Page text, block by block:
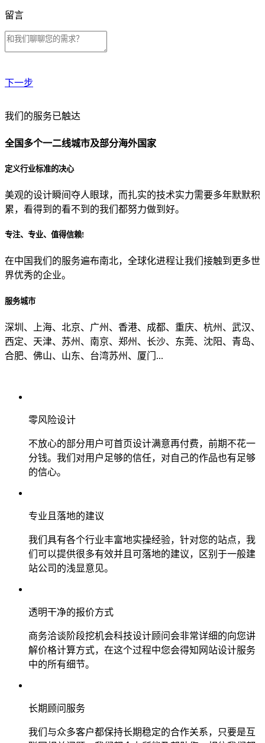
留言
下一步
贵公司预算范围是？
贵公司的团队规模是？
目前主要的营销渠道是？
我们的服务已触达
全国多个一二线城市及部分海外国家
定义行业标准的决心
美观的设计瞬间夺人眼球，而扎实的技术实力需要多年默默积
累，看得到的看不到的我们都努力做到好。
专注、专业、值得信赖!
在中国我们的服务遍布南北，全球化进程让我们接触到更多世
界优秀的企业。
服务城市
深圳、上海、北京、广州、香港、成都、重庆、杭州、武汉、
西定、天津、苏州、南京、郑州、长沙、东莞、沈阳、青岛、
合肥、佛山、山东、台湾苏州、厦门...
零风险设计
不放心的部分用户可首页设计满意再付费，前期不花一
分钱。我们对用户足够的信任，对自己的作品也有足够
的信心。
专业且落地的建议
我们具有各个行业丰富地实操经验，针对您的站点，我
们可以提供很多有效并且可落地的建议，区别于一般建
站公司的浅显意见。
透明干净的报价方式
商务洽谈阶段挖机会科技设计顾问会非常详细的向您讲
解价格计算方式，在这个过程中您会得知网站设计服务
中的所有细节。
长期顾问服务
我们与众多客户都保持长期稳定的合作关系，只要是互